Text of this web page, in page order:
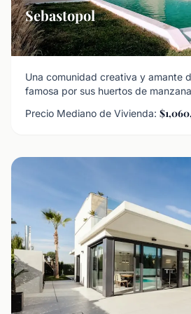
Sebastopol
Una comunidad creativa y amante
famosa por sus huertos de
Precio Mediano de Vivienda: